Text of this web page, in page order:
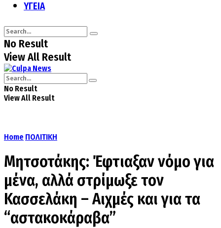
ΥΓΕΙΑ
No Result
View All Result
No Result
View All Result
Home ΠΟΛΙΤΙΚΗ
Μητσοτάκης: Έφτιαξαν νόμο για
μένα, αλλά στρίμωξε τον
Κασσελάκη – Αιχμές και για τα
“αστακοκάραβα”